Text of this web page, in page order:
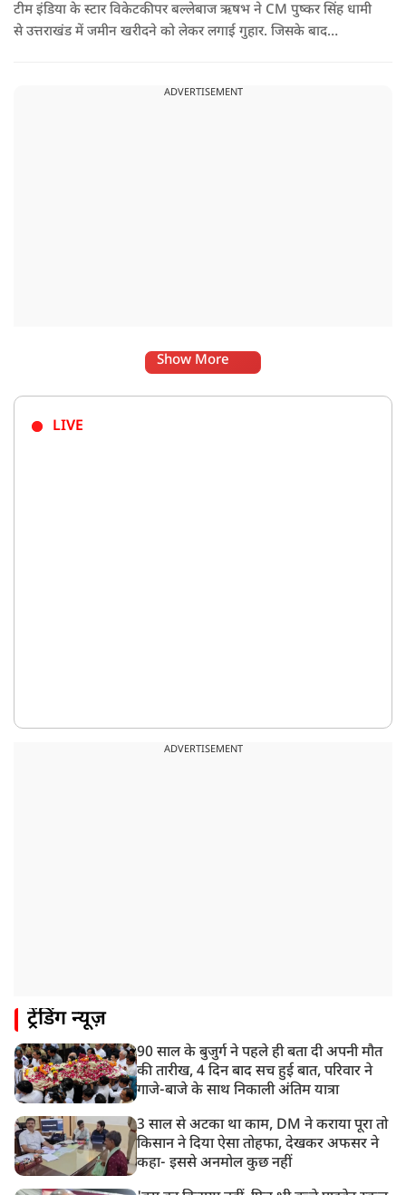
टीम इंडिया के स्टार विकेटकीपर बल्लेबाज ऋषभ ने CM पुष्कर सिंह धामी
से उत्तराखंड में जमीन खरीदने को लेकर लगाई गुहार. जिसके बाद
ADVERTISEMENT
Show More
LIVE
ADVERTISEMENT
ट्रेंडिंग न्यूज़
90 साल के बुजुर्ग ने पहले ही बता दी अपनी मौत
की तारीख, 4 दिन बाद सच हुई बात, परिवार ने
गाजे-बाजे के साथ निकाली अंतिम यात्रा
3 साल से अटका था काम, DM ने कराया पूरा तो
किसान ने दिया ऐसा तोहफा, देखकर अफसर ने
कहा- इससे अनमोल कुछ नहीं